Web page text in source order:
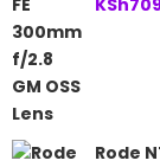
KSh
Rode